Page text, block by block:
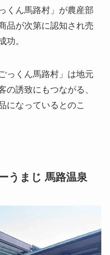
くん馬路村」が農産部
品が次第に認知され売
功。
っくん馬路村」は地元
の誘致にもつながる、
になっているとのこ
うまじ 馬路温泉